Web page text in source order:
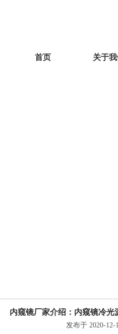
首页 关于我
内窥镜厂家介绍：内窥镜冷光
发布于 2020-12-